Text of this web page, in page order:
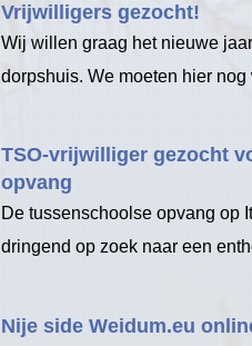
Vrijwilligers gezocht!
Wij willen graag het nieuwe
dorpshuis. We moeten hier nog
TSO-vrijwilliger gezocht
opvang
De tussenschoolse opvang op
dringend op zoek naar een
Nije side Weidum.eu